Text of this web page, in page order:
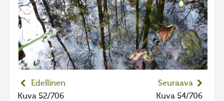
Liikkuvat kuvat 2024
Hiisien kuvakilpailu 2023
2023 kuvakilpailu lisä
Liikkuvat kuvat 2023
Hiite kuvavõistlus 2022 lisa
Edellinen
Kuva 52/706
Seuraava
Kuva 54/706